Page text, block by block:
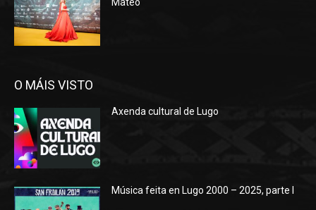
Mateo
O MÁIS VISTO
Axenda cultural de Lugo
Música feita en Lugo 2000 – 2025, parte I